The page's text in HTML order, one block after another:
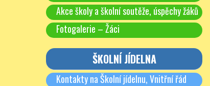
Akce školy a školní soutěže, úspěchy žáků
Fotogalerie – Žáci
ŠKOLNÍ JÍDELNA
Kontakty na Školní jídelnu, Vnitřní řád